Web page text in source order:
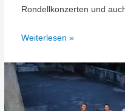
Rondellkonzerten und
Autobuskers
Asti
Warthausen
Weiterlesen »